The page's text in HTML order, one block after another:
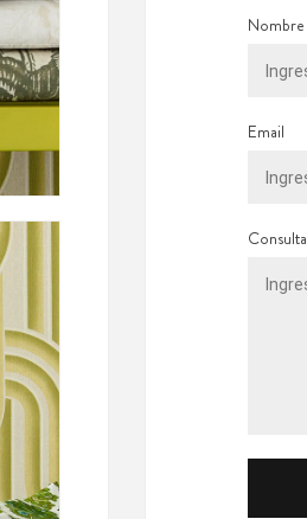
Nombre
Email
Consulta